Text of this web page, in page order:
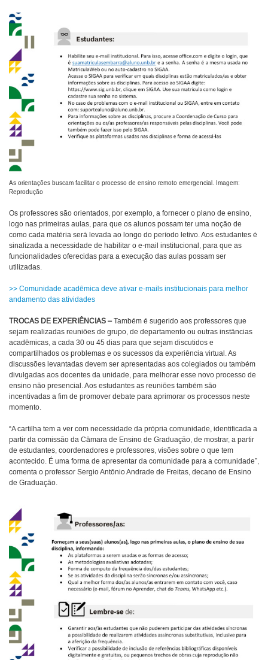
As orientações buscam facilitar o processo de ensino remoto emergencial. Imagem:
Reprodução
Os professores são orientados, por exemplo, a fornecer o plano de ensino,
logo nas primeiras aulas, para que os alunos possam ter uma noção de
como cada matéria será levada ao longo do período letivo. Aos estudantes é
sinalizada a necessidade de habilitar o e-mail institucional, para que as
funcionalidades oferecidas para a execução das aulas possam ser
utilizadas.
>> Comunidade acadêmica deve ativar e-mails institucionais para melhor
andamento das atividades
TROCAS DE EXPERIÊNCIAS –Também é sugerido aos professores que
sejam realizadas reuniões de grupo, de departamento ou outras instâncias
acadêmicas, a cada 30 ou 45 dias para que sejam discutidos e
compartilhados os problemas e os sucessos da experiência virtual. As
discussões levantadas devem ser apresentadas aos colegiados ou também
divulgadas aos docentes da unidade, para melhorar esse novo processo de
ensino não presencial. Aos estudantes as reuniões também são
incentivadas a fim de promover debate para aprimorar os processos neste
momento.
“A cartilha tem a ver com necessidade da própria comunidade, identificada a
partir da comissão da Câmara de Ensino de Graduação, de mostrar, a partir
de estudantes, coordenadores e professores, visões sobre o que tem
acontecido. É uma forma de apresentar da comunidade para a comunidade”,
comenta o professor Sergio Antônio Andrade de Freitas, decano de Ensino
de Graduação.